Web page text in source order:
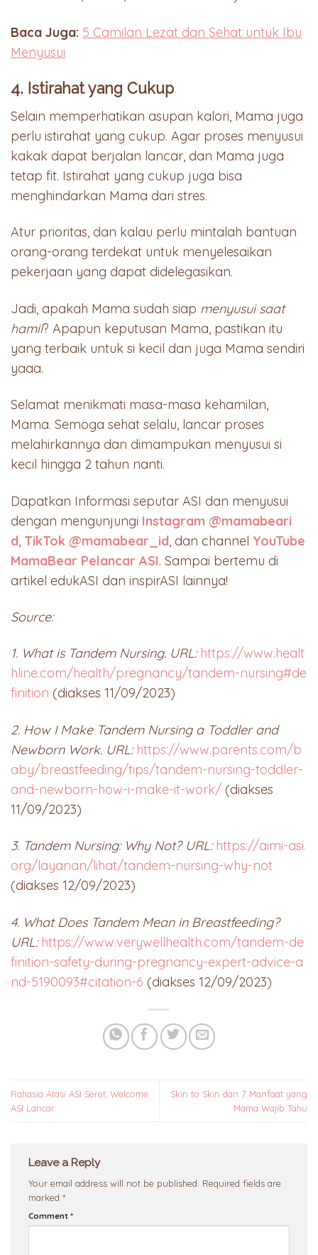
Baca Juga: 5 Camilan Lezat dan Sehat untuk Ibu
Menyusui
4. Istirahat yang Cukup
Selain memperhatikan asupan kalori, Mama juga
perlu istirahat yang cukup. Agar proses menyusui
kakak dapat berjalan lancar, dan Mama juga
tetap fit. Istirahat yang cukup juga bisa
menghindarkan Mama dari stres.
Atur prioritas, dan kalau perlu mintalah bantuan
orang-orang terdekat untuk menyelesaikan
pekerjaan yang dapat didelegasikan.
Jadi, apakah Mama sudah siap menyusui saat
hamil? Apapun keputusan Mama, pastikan itu
yang terbaik untuk si kecil dan juga Mama sendiri
yaaa.
Selamat menikmati masa-masa kehamilan,
Mama. Semoga sehat selalu, lancar proses
melahirkannya dan dimampukan menyusui si
kecil hingga 2 tahun nanti.
Dapatkan Informasi seputar ASI dan menyusui
dengan mengunjungi Instagram @mamabeari
d TikTok @mamabear_id , dan channel YouTube
MamaBear Pelancar ASI. Sampai bertemu di
artikel edukASI dan inspirASI lainnya!
Source:
1. What is Tandem Nursing. URL: https://www.healt
hline.com/health/pregnancy/tandem-nursing#de
finition (diakses 11/09/2023)
2. How I Make Tandem Nursing a Toddler and
Newborn Work. URL: https://www.parents.com/b
aby/breastfeeding/tips/tandem-nursing-toddler-
and-newborn-how-i-make-it-work/ (diakses
11/09/2023)
3. Tandem Nursing: Why Not? URL: https://aimi-asi.
org/layanan/lihat/tandem-nursing-why-not
(diakses 12/09/2023)
4. What Does Tandem Mean in Breastfeeding?
URL: https://www.verywellhealth.com/tandem-de
finition-safety-during-pregnancy-expert-advice-a
nd-5190093#citation-6 (diakses 12/09/2023)
Rahasia Atasi ASI Seret, Welcome
ASI Lancar
Skin to Skin dan 7 Manfaat yang
Mama Wajib Tahu
Leave a Reply
Your email address will not be published. Required fields are
marked *
Comment *